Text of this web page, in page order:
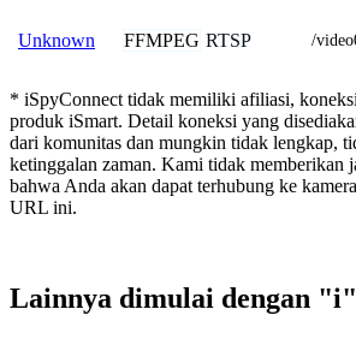
Unknown FFMPEG RTSP /
* iSpyConnect tidak memiliki afiliasi,
produk iSmart. Detail koneksi yang
dari komunitas dan mungkin tidak lengkap,
ketinggalan zaman. Kami tidak memberikan
bahwa Anda akan dapat terhubung ke
URL ini.
Lainnya dimulai dengan "i"